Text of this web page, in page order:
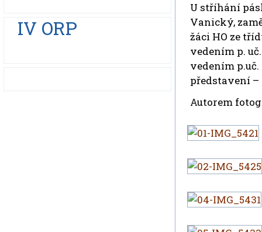
IV ORP
U stříhání
Vanický,
žáci HO ze
vedením p.
vedením p.uč.
představení
Autorem